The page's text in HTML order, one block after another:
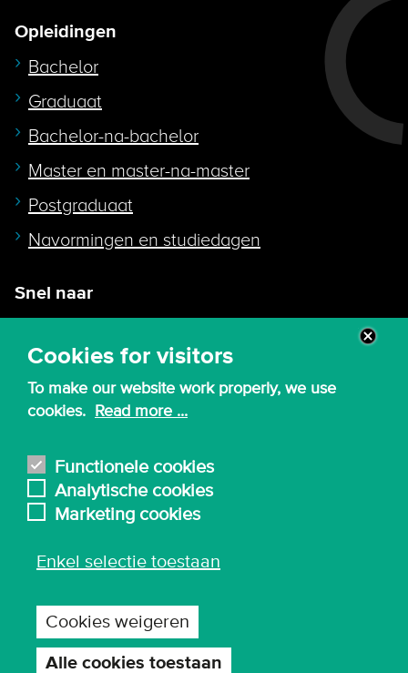
Cookies for visitors
To make our website work properly, we use
cookies. Read more ...
Functionele cookies
Analytische cookies
Marketing cookies
Enkel selectie toestaan
Cookies weigeren
Alle cookies toestaan
Opleidingen
Bachelor
Graduaat
Bachelor-na-bachelor
Master en master-na-master
Postgraduaat
Navormingen en studiedagen
Snel naar
Webmail
Canvas
Bibliotheek
English
Algemene inkoopvoorwaarden
Gebruiksvoorwaarden en privacy
Privacy-instellingen